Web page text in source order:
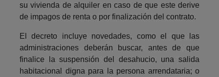
su vivienda de alquiler en caso de que este derive
de impagos de renta o por finalización del contrato.
El decreto incluye novedades, como el que las
administraciones deberán buscar, antes de que
finalice la suspensión del desahucio, una salida
habitacional digna para la persona arrendataria; o